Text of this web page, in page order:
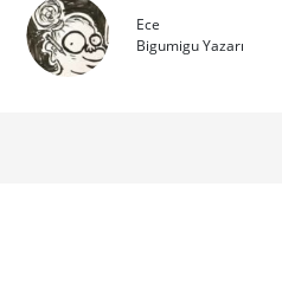
Ece
Bigumigu Yazarı